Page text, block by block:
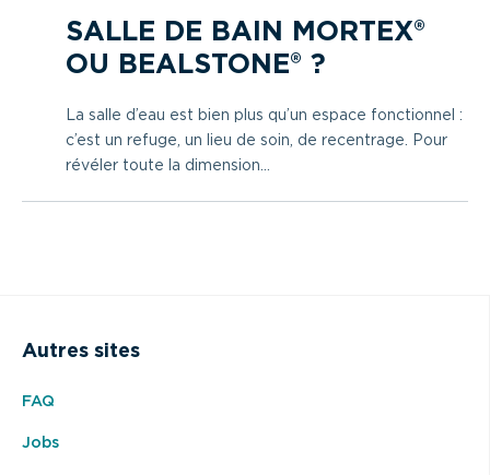
SALLE DE BAIN MORTEX®
OU BEALSTONE® ?
La salle d’eau est bien plus qu’un espace fonctionnel :
c’est un refuge, un lieu de soin, de recentrage. Pour
révéler toute la dimension...
Autres sites
FAQ
Jobs